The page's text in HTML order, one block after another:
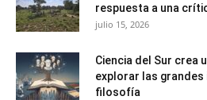
respuesta a una
julio 15, 2026
Ciencia del Sur crea
explorar las grandes
filosofía